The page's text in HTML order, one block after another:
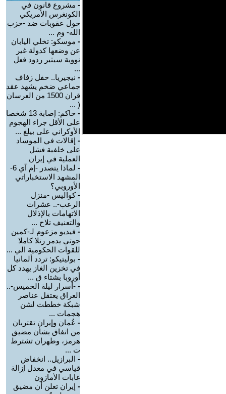
- مشروع قانون في
الكونغرس الأمريكي
حول عقوبات ضد -حزب
الله- وم ...
- موسكو: تخلي اليابان
عن وضعها كدولة غير
نووية سيثير ردود فعل
...
- نيجيريا.. حفل زفاف
جماعي ضخم يشهد عقد
قران 1500 من العرسان
( ...
-
حاكم: إصابة 13 شخصا
على الأقل جراء الهجوم
الأوكراني على بيلغ ...
- إقالات في الموساد
على خلفية فشل
العملية في إيران
-
لماذا يتصدر -إم آي 6-
المشهد الاستخباراتي
الأوروبي؟
-كواليس -منزل
الرعب-.. عشرات
الاتهامات بالإذلال
والتعنيف تلاح ...
- فيديو مزعوم لـ-كمين
حوثي يدمر رتلا كاملا
للقوات الحكومية الي ...
- بوليتيكو: تردد ألمانيا
في تخزين الغاز يهدد كل
أوروبا بشتاء ق ...
- -أسرار ليلة الخميس-..
العراق يعتقل عناصر
شبكة خططت لشن
هجمات ...
- عُمان وإيران تقتربان
من اتفاق بشأن مضيق
هرمز، وطهران تشترط
ت ...
- البرازيل.. انخفاض
قياسي في معدل إزالة
غابات الأمازون
- إيران تعلن أن مضيق